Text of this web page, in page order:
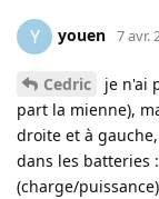
Y youen 7 avr.
Cedric
je n'ai
part la mienne),
droite et à
dans les batteries
(charge/